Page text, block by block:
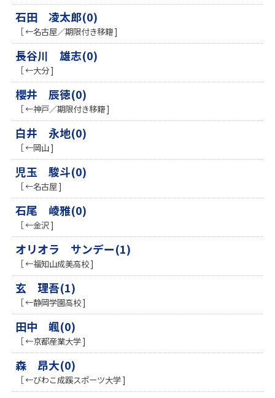
石田 凌太郎(0)
［ ←名古屋／期限付き移籍 ]
長谷川 雄志(0)
［ ←大分 ]
櫻井 辰徳(0)
［ ←神戸／期限付き移籍 ]
白井 永地(0)
［ ←岡山 ]
児玉 駿斗(0)
［ ←名古屋 ]
石尾 崚雅(0)
［ ←金沢 ]
オリオラ サンデー(1)
［ ←福知山成美高校 ]
玄 理吾(1)
［ ←静岡学園高校 ]
田中 颯(0)
［ ←京都産業大学 ]
森 昂大(0)
［ ←びわこ成蹊スポーツ大学 ]